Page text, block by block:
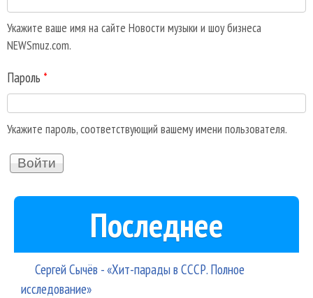
Укажите ваше имя на сайте Новости музыки и шоу бизнеса
NEWSmuz.com.
Пароль *
Укажите пароль, соответствующий вашему имени пользователя.
Последнее
Сергей Сычёв - «Хит-парады в СССР. Полное
исследование»